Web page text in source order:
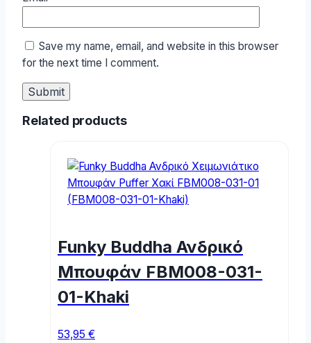
Save my name, email, and website in this browser
for the next time I comment.
Related products
Funky Buddha Ανδρικό
Μπουφάν FBM008-031-
01-Khaki
53,95 €